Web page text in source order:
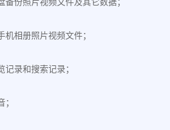
相册照片视频文件；
录和搜索记录；